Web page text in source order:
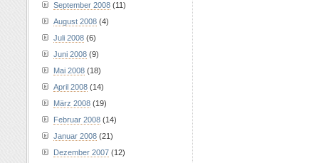
September 2008 (11)
August 2008 (4)
Juli 2008 (6)
Juni 2008 (9)
Mai 2008 (18)
April 2008 (14)
März 2008 (19)
Februar 2008 (14)
Januar 2008 (21)
Dezember 2007 (12)